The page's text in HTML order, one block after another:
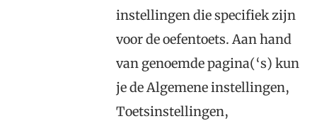
instellingen die specifiek zijn
voor de oefentoets. Aan hand
van genoemde pagina(‘s) kun
je de Algemene instellingen,
Toetsinstellingen,